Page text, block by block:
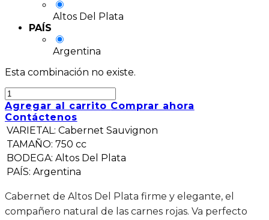
Altos Del Plata
PAÍS
Argentina
Esta combinación no existe.
Agregar al carrito Comprar ahora
Contáctenos
VARIETAL: Cabernet Sauvignon
TAMAÑO: 750 cc
BODEGA: Altos Del Plata
PAÍS: Argentina
Cabernet de Altos Del Plata firme y elegante, el
compañero natural de las carnes rojas. Va perfecto